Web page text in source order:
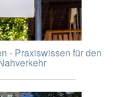
- Praxiswissen für den